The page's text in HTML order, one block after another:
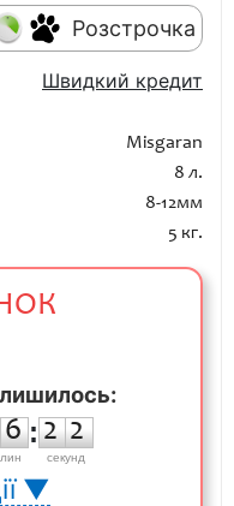
Розстрочка
Швидкий кредит
Misgaran
8 л.
8-12мм
5 кг.
6
6 :
2
2
2
2
секунд
▼